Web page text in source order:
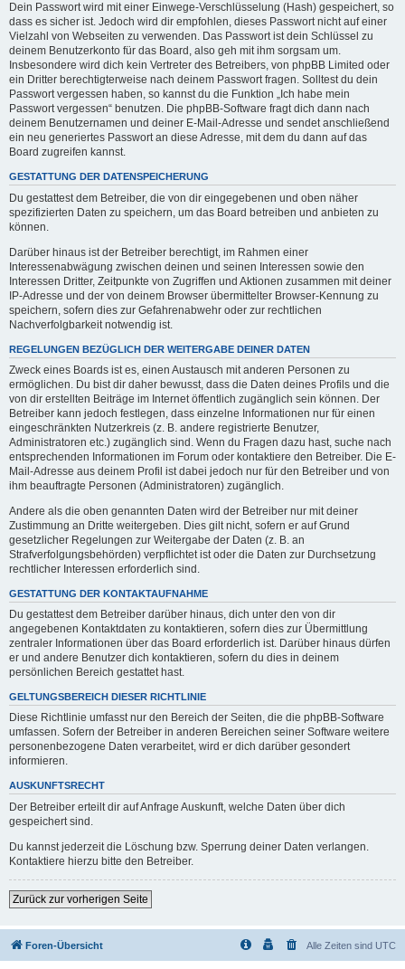
Dein Passwort wird mit einer Einwege-Verschlüsselung (Hash) gespeichert, so
dass es sicher ist. Jedoch wird dir empfohlen, dieses Passwort nicht auf einer
Vielzahl von Webseiten zu verwenden. Das Passwort ist dein Schlüssel zu
deinem Benutzerkonto für das Board, also geh mit ihm sorgsam um.
Insbesondere wird dich kein Vertreter des Betreibers, von phpBB Limited oder
ein Dritter berechtigterweise nach deinem Passwort fragen. Solltest du dein
Passwort vergessen haben, so kannst du die Funktion „Ich habe mein
Passwort vergessen“ benutzen. Die phpBB-Software fragt dich dann nach
deinem Benutzernamen und deiner E-Mail-Adresse und sendet anschließend
ein neu generiertes Passwort an diese Adresse, mit dem du dann auf das
Board zugreifen kannst.
GESTATTUNG DER DATENSPEICHERUNG
Du gestattest dem Betreiber, die von dir eingegebenen und oben näher
spezifizierten Daten zu speichern, um das Board betreiben und anbieten zu
können.
Darüber hinaus ist der Betreiber berechtigt, im Rahmen einer
Interessenabwägung zwischen deinen und seinen Interessen sowie den
Interessen Dritter, Zeitpunkte von Zugriffen und Aktionen zusammen mit deiner
IP-Adresse und der von deinem Browser übermittelter Browser-Kennung zu
speichern, sofern dies zur Gefahrenabwehr oder zur rechtlichen
Nachverfolgbarkeit notwendig ist.
REGELUNGEN BEZÜGLICH DER WEITERGABE DEINER DATEN
Zweck eines Boards ist es, einen Austausch mit anderen Personen zu
ermöglichen. Du bist dir daher bewusst, dass die Daten deines Profils und die
von dir erstellten Beiträge im Internet öffentlich zugänglich sein können. Der
Betreiber kann jedoch festlegen, dass einzelne Informationen nur für einen
eingeschränkten Nutzerkreis (z. B. andere registrierte Benutzer,
Administratoren etc.) zugänglich sind. Wenn du Fragen dazu hast, suche nach
entsprechenden Informationen im Forum oder kontaktiere den Betreiber. Die E-
Mail-Adresse aus deinem Profil ist dabei jedoch nur für den Betreiber und von
ihm beauftragte Personen (Administratoren) zugänglich.
Andere als die oben genannten Daten wird der Betreiber nur mit deiner
Zustimmung an Dritte weitergeben. Dies gilt nicht, sofern er auf Grund
gesetzlicher Regelungen zur Weitergabe der Daten (z. B. an
Strafverfolgungsbehörden) verpflichtet ist oder die Daten zur Durchsetzung
rechtlicher Interessen erforderlich sind.
GESTATTUNG DER KONTAKTAUFNAHME
Du gestattest dem Betreiber darüber hinaus, dich unter den von dir
angegebenen Kontaktdaten zu kontaktieren, sofern dies zur Übermittlung
zentraler Informationen über das Board erforderlich ist. Darüber hinaus dürfen
er und andere Benutzer dich kontaktieren, sofern du dies in deinem
persönlichen Bereich gestattet hast.
GELTUNGSBEREICH DIESER RICHTLINIE
Diese Richtlinie umfasst nur den Bereich der Seiten, die die phpBB-Software
umfassen. Sofern der Betreiber in anderen Bereichen seiner Software weitere
personenbezogene Daten verarbeitet, wird er dich darüber gesondert
informieren.
AUSKUNFTSRECHT
Der Betreiber erteilt dir auf Anfrage Auskunft, welche Daten über dich
gespeichert sind.
Du kannst jederzeit die Löschung bzw. Sperrung deiner Daten verlangen.
Kontaktiere hierzu bitte den Betreiber.
Zurück zur vorherigen Seite
Foren-Übersicht Alle Zeiten sind UTC